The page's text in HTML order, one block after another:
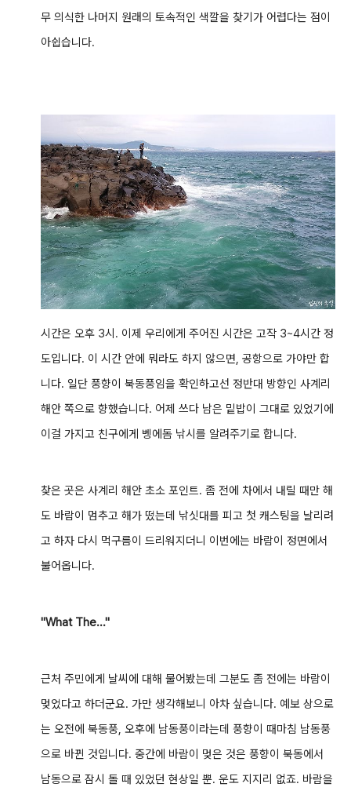
무 의식한 나머지 원래의 토속적인 색깔을 찾기가 어렵다는 점이
아쉽습니다.
시간은 오후 3시. 이제 우리에게 주어진 시간은 고작 3~4시간 정
도입니다. 이 시간 안에 뭐라도 하지 않으면, 공항으로 가야만 합
니다. 일단 풍향이 북동풍임을 확인하고선 정반대 방향인 사계리
해안 쪽으로 향했습니다. 어제 쓰다 남은 밑밥이 그대로 있었기에
이걸 가지고 친구에게 벵에돔 낚시를 알려주기로 합니다.
찾은 곳은 사계리 해안 초소 포인트. 좀 전에 차에서 내릴 때만 해
도 바람이 멈추고 해가 떴는데 낚싯대를 피고 첫 캐스팅을 날리려
고 하자 다시 먹구름이 드리워지더니 이번에는 바람이 정면에서
불어옵니다.
"What The..."
근처 주민에게 날씨에 대해 물어봤는데 그분도 좀 전에는 바람이
멎었다고 하더군요. 가만 생각해보니 아차 싶습니다. 예보 상으로
는 오전에 북동풍, 오후에 남동풍이라는데 풍향이 때마침 남동풍
으로 바뀐 것입니다. 중간에 바람이 멎은 것은 풍향이 북동에서
남동으로 잠시 돌 때 있었던 현상일 뿐. 운도 지지리 없죠. 바람을